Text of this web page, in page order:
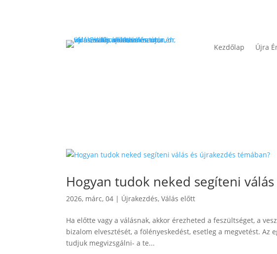
Kezdőlap Újra
Hogyan tudok neked segíteni
2026, márc, 04 | Újrakezdés,Válás előtt
Ha előtte vagy a válásnak, akkor érezheted a feszültséget, a
bizalom elvesztését, a fölényeskedést, esetleg a megvetést. Az
tudjuk megvizsgálni- a te...